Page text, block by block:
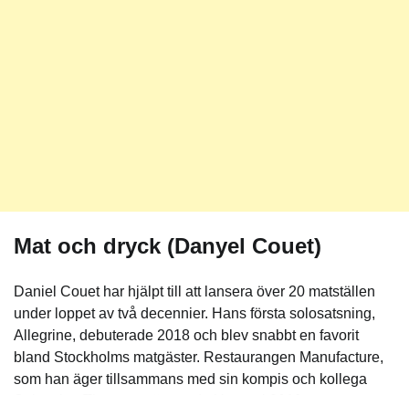
Mat och dryck (Danyel Couet)
Daniel Couet har hjälpt till att lansera över 20 matställen
under loppet av två decennier. Hans första solosatsning,
Allegrine, debuterade 2018 och blev snabbt en favorit
bland Stockholms matgäster. Restaurangen Manufacture,
som han äger tillsammans med sin kompis och kollega